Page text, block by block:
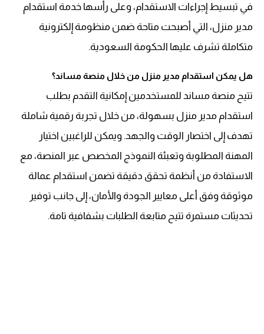
في تبسيط إجراءات الاستقدام، وعلى رأسها خدمة استقدام
مدير منزل، التي أصبحت متاحة ضمن منظومة إلكترونية
متكاملة تشرف عليها الحكومة السعودية.
هل يمكن استقدام مدير منزل من خلال منصة مساند؟
تتيح منصة مساند للمستخدمين إمكانية التقدم بطلب
استقدام مدير منزل بسهولة، من خلال تجربة رقمية شاملة
تهدف إلى اختصار الوقت والجهد. ويمكن للراغبين اختيار
المهنة المطلوبة وتعبئة النموذج المخصص عبر المنصة، مع
الاستفادة من أنظمة تحقق دقيقة تضمن استقدام عمالة
موثوقة وفق أعلى معايير الجودة والأمان، إلى جانب توفير
تحديثات مستمرة تتيح متابعة الطلبات بشفافية تامة.